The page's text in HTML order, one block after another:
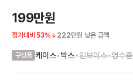
199만원
정가대비 53% 222만원 낮은 금액
구성품 케이스•박스•인보이스•영수증